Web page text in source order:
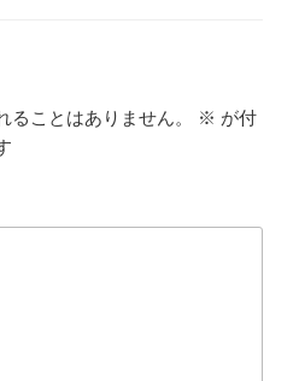
ることはありません。 ※ が付